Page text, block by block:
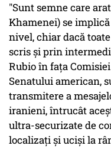
"Sunt semne care
Khamenei) se
nivel, chiar dacă
scris şi prin
Rubio în faţa
Senatului american,
transmitere a
iranieni, întrucât
ultra-securizate de
localizaţi şi ucişi la